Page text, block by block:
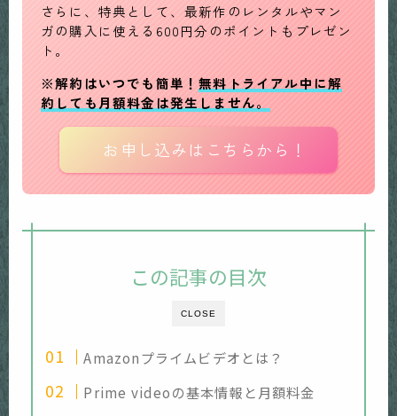
さらに、特典として、最新作のレンタルやマン
ガの購入に使える600円分のポイントもプレゼン
ト。
※解約はいつでも簡単！無料トライアル中に解
約しても月額料金は発生しません。
お申し込みはこちらから！
CLOSE
この記事の目次
Amazonプライムビデオとは？
Prime videoの基本情報と月額料金